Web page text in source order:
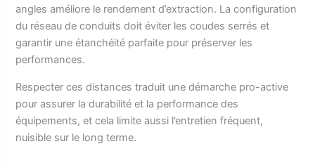
angles améliore le rendement d’extraction. La configuration
du réseau de conduits doit éviter les coudes serrés et
garantir une étanchéité parfaite pour préserver les
performances.
Respecter ces distances traduit une démarche pro-active
pour assurer la durabilité et la performance des
équipements, et cela limite aussi l’entretien fréquent,
nuisible sur le long terme.